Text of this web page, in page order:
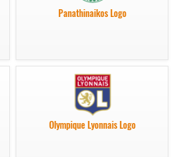
Panathinaikos Logo
Olympique Lyonnais Logo